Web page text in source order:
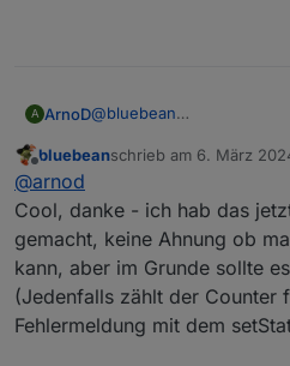
A ArnoD@bluebean
In der Funktion
In Zeile 2027 reagierst
die Funktion
if
on({id:
Das Problem ist das die
Offline
bluebeanschrieb am 6. März
zuletzt editiert von
@arnod
Cool, danke - ich hab das
gemacht, keine Ahnung ob
kann, aber im Grunde sollte
(Jedenfalls zählt der Counter
Fehlermeldung mit dem